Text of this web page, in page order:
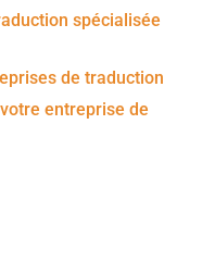
spécialisée
de traduction
entreprise de